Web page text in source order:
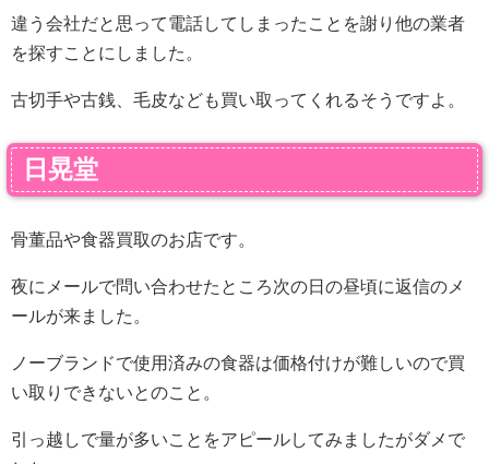
違う会社だと思って電話してしまったことを謝り他の業者
を探すことにしました。
古切手や古銭、毛皮なども買い取ってくれるそうですよ。
日晃堂
骨董品や食器買取のお店です。
夜にメールで問い合わせたところ次の日の昼頃に返信のメ
ールが来ました。
ノーブランドで使用済みの食器は価格付けが難しいので買
い取りできないとのこと。
引っ越しで量が多いことをアピールしてみましたがダメで